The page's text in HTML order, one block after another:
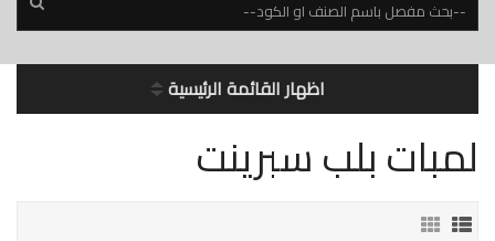
اظهار القائمة الرئيسية
لمبات بلب سبرينت